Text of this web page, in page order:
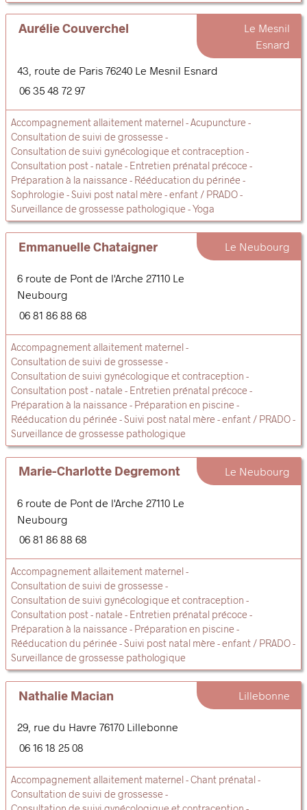
Aurélie Couverchel
Le Mesnil
Esnard
43, route de Paris 76240 Le Mesnil Esnard
06 35 48 72 97
Accompagnement allaitement maternel Acupuncture
Consultation de suivi de grossesse
Consultation de suivi gynécologique et contraception
Consultation post - natale
Entretien prénatal précoce
Préparation à la naissance
Rééducation du périnée
Sophrologie
Suivi post natal mère - enfant / PRADO
Surveillance de grossesse pathologique
Yoga
Emmanuelle Chataigner Le Neubourg
6 route de Pont de l'Arche 27110 Le
Neubourg
06 81 86 88 68
Accompagnement allaitement maternel
Consultation de suivi de grossesse
Consultation de suivi gynécologique et contraception
Consultation post - natale
Entretien prénatal précoce
Préparation à la naissance
Préparation en piscine
Rééducation du périnée
Suivi post natal mère - enfant / PRADO
Surveillance de grossesse pathologique
Marie-Charlotte Degremont Le Neubourg
6 route de Pont de l'Arche 27110 Le
Neubourg
06 81 86 88 68
Accompagnement allaitement maternel
Consultation de suivi de grossesse
Consultation de suivi gynécologique et contraception
Consultation post - natale
Entretien prénatal précoce
Préparation à la naissance
Préparation en piscine
Rééducation du périnée
Suivi post natal mère - enfant / PRADO
Surveillance de grossesse pathologique
Nathalie Macian Lillebonne
29, rue du Havre 76170 Lillebonne
06 16 18 25 08
Accompagnement allaitement maternel Chant prénatal
Consultation de suivi de grossesse